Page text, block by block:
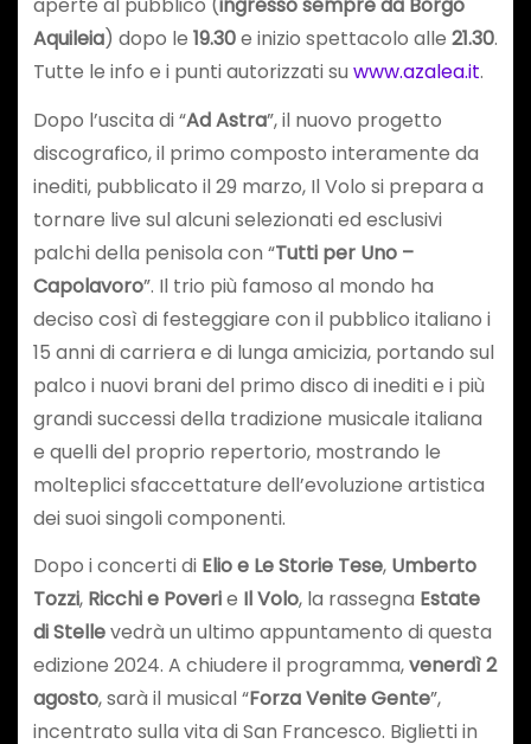
Aquileia) dopo le 19.30e inizio spettacolo alle 21.30.
Tutte le info e i punti autorizzati su www.azalea.it.
Dopo l’uscita di “Ad Astra”, il nuovo progetto
discografico, il primo composto interamente da
inediti, pubblicato il 29 marzo, Il Volo si prepara a
tornare live sul alcuni selezionati ed esclusivi
palchi della penisola con “Tutti per Uno –
Capolavoro”. Il trio più famoso al mondo ha
deciso così di festeggiare con il pubblico italiano i
15 anni di carriera e di lunga amicizia, portando sul
palco i nuovi brani del primo disco di inediti e i più
grandi successi della tradizione musicale italiana
e quelli del proprio repertorio, mostrando le
molteplici sfaccettature dell’evoluzione artistica
dei suoi singoli componenti.
Dopo i concerti di Elio e Le Storie Tese, Umberto
Tozzi, Ricchi e Poverie Il Volo, la rassegna Estate
di Stellevedrà un ultimo appuntamento di questa
edizione 2024. A chiudere il programma,venerdì 2
agosto, sarà il musical “Forza Venite Gente”,
incentrato sulla vita di San Francesco. Biglietti in